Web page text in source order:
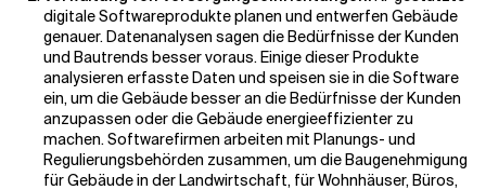
digitale Softwareprodukte planen und entwerfen Gebäude
genauer. Datenanalysen sagen die Bedürfnisse der Kunden
und Bautrends besser voraus. Einige dieser Produkte
analysieren erfasste Daten und speisen sie in die Software
ein, um die Gebäude besser an die Bedürfnisse der Kunden
anzupassen oder die Gebäude energieeffizienter zu
machen. Softwarefirmen arbeiten mit Planungs- und
Regulierungsbehörden zusammen, um die Baugenehmigung
für Gebäude in der Landwirtschaft, für Wohnhäuser, Büros,